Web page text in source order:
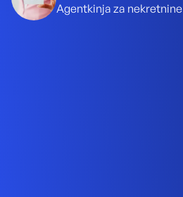
Agentkinja za nekretnine